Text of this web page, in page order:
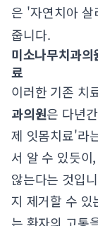
은 '자연치아
줍니다.
미소나무치과
료
이러한 기존 치
과의원은 다년
제 잇몸치료'라
서 알 수 있듯이
않는다는 것입
지 제거할 수 있